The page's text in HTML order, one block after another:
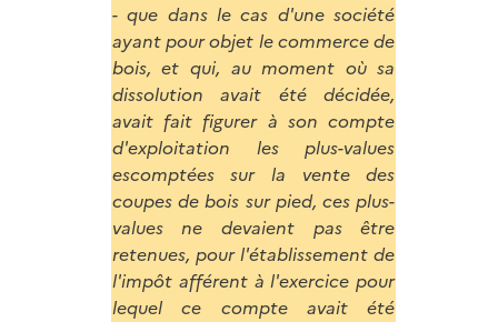
- que dans le cas d'une société
ayant pour objet le commerce de
bois, et qui, au moment où sa
dissolution avait été décidée,
avait fait figurer à son compte
d'exploitation les plus-values
escomptées sur la vente des
coupes de bois sur pied, ces plus-
values ne devaient pas être
retenues, pour l'établissement de
l'impôt afférent à l'exercice pour
lequel ce compte avait été